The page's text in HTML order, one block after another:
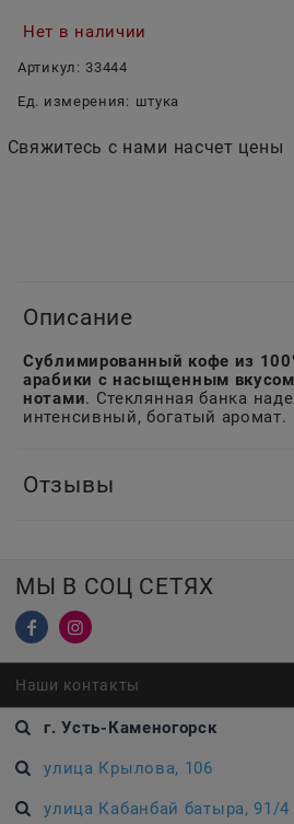
Нет в наличии
Артикул: 33444
Ед. измерения: штука
Свяжитесь с нами насчет цены
Описание
Сублимированный кофе из
арабики с насыщенным
нотами. Стеклянная банка
интенсивный, богатый аромат.
Отзывы
МЫ В СОЦ СЕТЯХ
Наши контакты
г. Усть-Каменогорск
улица Крылова, 106
улица Кабанбай батыра, 91/4